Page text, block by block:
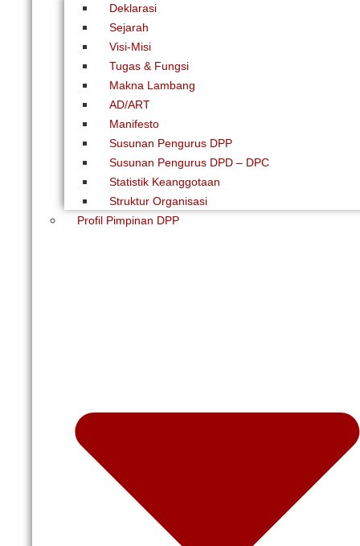
Deklarasi
Sejarah
Visi-Misi
Tugas & Fungsi
Makna Lambang
AD/ART
Manifesto
Susunan Pengurus DPP
Susunan Pengurus DPD – DPC​
Statistik Keanggotaan
Struktur Organisasi
Profil Pimpinan DPP